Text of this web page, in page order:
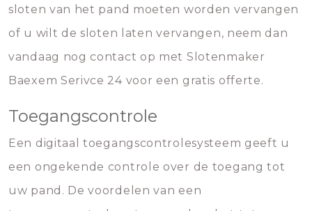
sloten van het pand moeten worden vervangen
of u wilt de sloten laten vervangen, neem dan
vandaag nog contact op met Slotenmaker
Baexem Serivce 24 voor een gratis offerte.
Toegangscontrole
Een digitaal toegangscontrolesysteem geeft u
een ongekende controle over de toegang tot
uw pand. De voordelen van een